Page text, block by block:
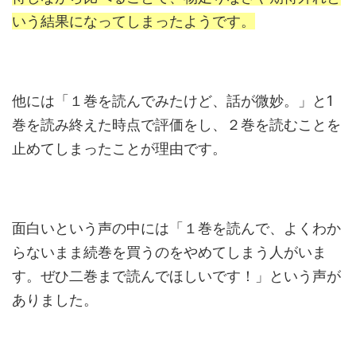
いう結果になってしまったようです。
他には「１巻を読んでみたけど、話が微妙。」と1
巻を読み終えた時点で評価をし、２巻を読むことを
止めてしまったことが理由です。
面白いという声の中には「 １巻を読んで、よくわか
らないまま続巻を買うのをやめてしまう人がいま
す。ぜひ二巻まで読んでほしいです！
」という声が
ありました。